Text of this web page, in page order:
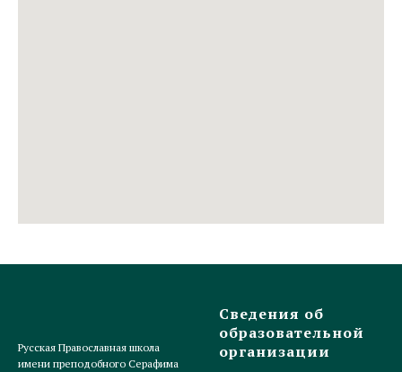
Русская Православная школа
имени преподобного Серафима
Сведения об
образовательной
организации